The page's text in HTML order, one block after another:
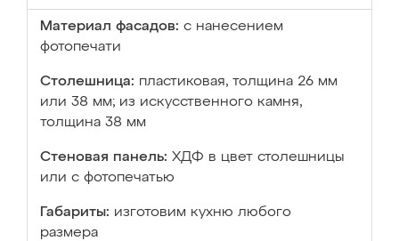
Материал фасадов: с нанесением
фотопечати
Столешница: пластиковая, толщина 26 мм
или 38 мм; из искусственного камня,
толщина 38 мм
Стеновая панель: ХДФ в цвет столешницы
или с фотопечатью
Габариты: изготовим кухню любого
размера